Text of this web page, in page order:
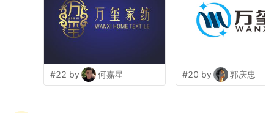
#22 by 何嘉星 #20 by 郭庆忠